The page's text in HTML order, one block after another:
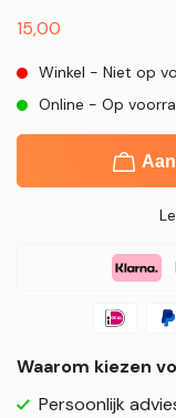
Normale
15,00
Winkel - Niet op
Online - Op
Waarom kiezen
Persoonlijk